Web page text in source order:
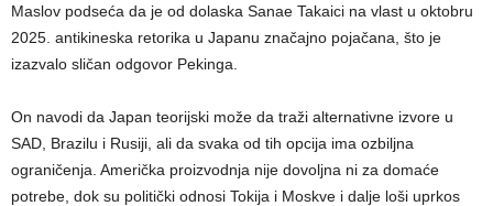
Maslov podseća da je od dolaska Sanae Takaici na vlast u oktobru
2025. antikineska retorika u Japanu značajno pojačana, što je
izazvalo sličan odgovor Pekinga.
On navodi da Japan teorijski može da traži alternativne izvore u
SAD, Brazilu i Rusiji, ali da svaka od tih opcija ima ozbiljna
ograničenja. Američka proizvodnja nije dovoljna ni za domaće
potrebe, dok su politički odnosi Tokija i Moskve i dalje loši uprkos